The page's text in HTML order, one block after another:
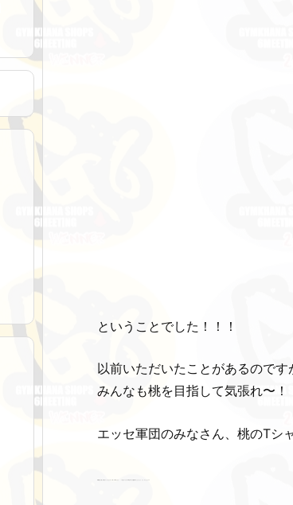
ということでした！！！
以前いただいたことがあるので
みんなも桃を目指して気張れ〜！
エッセ軍団のみなさん、桃のTシ